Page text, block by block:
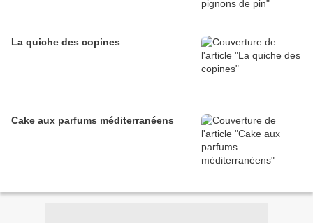
La quiche des copines
Cake aux parfums méditerranéens